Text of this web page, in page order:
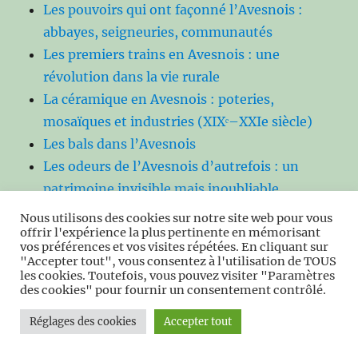
Les pouvoirs qui ont façonné l’Avesnois :
abbayes, seigneuries, communautés
Les premiers trains en Avesnois : une
révolution dans la vie rurale
La céramique en Avesnois : poteries,
mosaïques et industries (XIXᵉ–XXIe siècle)
Les bals dans l’Avesnois
Les odeurs de l’Avesnois d’autrefois : un
patrimoine invisible mais inoubliable
La Sambre et ses métiers : un fleuve de
travail, de vie et de mémoire
Des léproseries aux hôpitaux : huit siècles de
soins et de charité dans l’Avesnois
Le Monachisme Mérovingien dans
l’Avesnois : Territoires, Pouvoirs et
Nous utilisons des cookies sur notre site web pour vous
offrir l'expérience la plus pertinente en mémorisant
vos préférences et vos visites répétées. En cliquant sur
"Accepter tout", vous consentez à l'utilisation de TOUS
les cookies. Toutefois, vous pouvez visiter "Paramètres
des cookies" pour fournir un consentement contrôlé.
Réglages des cookies Accepter tout